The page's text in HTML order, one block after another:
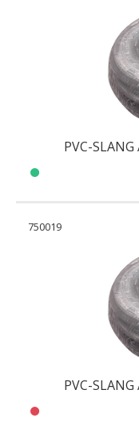
PVC-
750019
PVC-